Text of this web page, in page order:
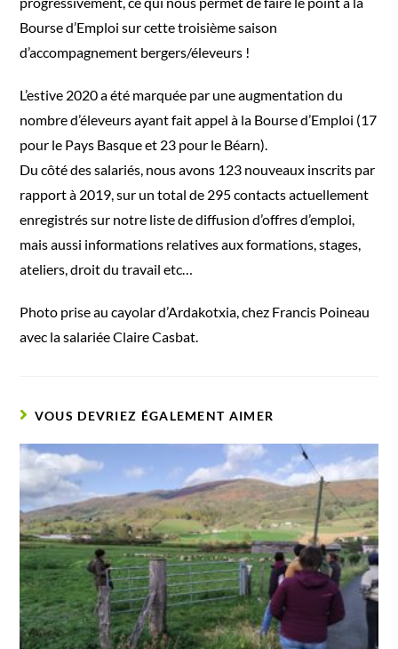
Bourse d’Emploi sur cette troisième saison
d’accompagnement bergers/éleveurs !
L’estive 2020 a été marquée par une augmentation du
nombre d’éleveurs ayant fait appel à la Bourse d’Emploi (17
pour le Pays Basque et 23 pour le Béarn).
Du côté des salariés, nous avons 123 nouveaux inscrits par
rapport à 2019, sur un total de 295 contacts actuellement
enregistrés sur notre liste de diffusion d’offres d’emploi,
mais aussi informations relatives aux formations, stages,
ateliers, droit du travail etc…
Photo prise au cayolar d’Ardakotxia, chez Francis Poineau
avec la salariée Claire Casbat.
VOUS DEVRIEZ ÉGALEMENT AIMER